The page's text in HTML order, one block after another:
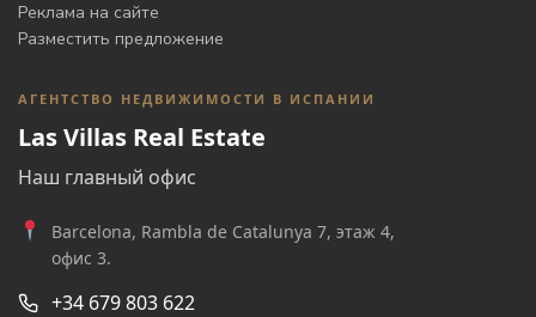
Реклама на сайте
Разместить предложение
АГЕНТСТВО НЕДВИЖИМОСТИ В ИСПАНИИ
Las Villas Real Estate
Наш главный офис
Barcelona, Rambla de Catalunya 7, этаж 4,
офис 3.
+34 679 803 622